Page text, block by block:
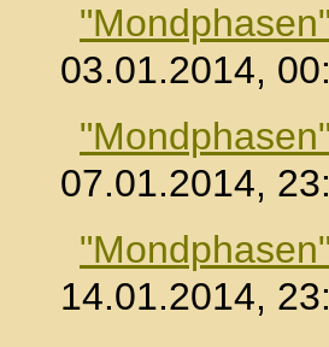
03.01.2014,
07.01.2014,
14.01.2014,